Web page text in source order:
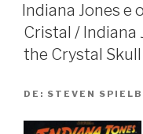
Días
Sin
Nora”
Indiana Jones e
Cristal / Indiana
the Crystal Skull
DE: STEVEN